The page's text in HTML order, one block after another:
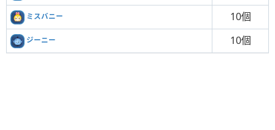
ミスバニー 10個
ジーニー 10個